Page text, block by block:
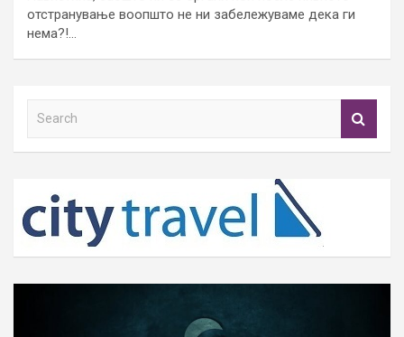
отстранување воопшто не ни забележуваме дека ги
нема?!…
h